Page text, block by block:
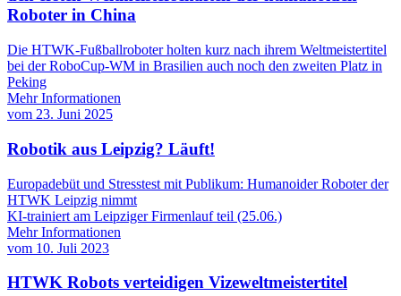
Roboter in China
Die HTWK-Fußballroboter holten kurz nach ihrem Weltmeistertitel
bei der RoboCup-WM in Brasilien auch noch den zweiten Platz in
Peking
Mehr Informationen
vom 23. Juni 2025
Robotik aus Leipzig? Läuft!
Europadebüt und Stresstest mit Publikum: Humanoider Roboter der
HTWK Leipzig nimmt
KI-trainiert am Leipziger Firmenlauf teil (25.06.)
Mehr Informationen
vom 10. Juli 2023
HTWK Robots verteidigen Vizeweltmeistertitel